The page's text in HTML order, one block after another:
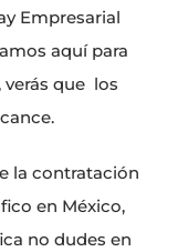
Empresarial
aquí para
que los
la contratación
en México,
no dudes en